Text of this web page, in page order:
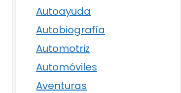
Autoayuda
Autobiografía
Automotriz
Automóviles
Aventuras